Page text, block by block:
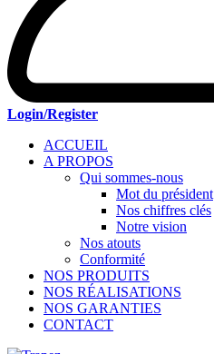
Login/Register
ACCUEIL
A PROPOS
Qui sommes-nous
Mot du président
Nos chiffres clés
Notre vision
Nos atouts
Conformité
NOS PRODUITS
NOS RÉALISATIONS
NOS GARANTIES
CONTACT